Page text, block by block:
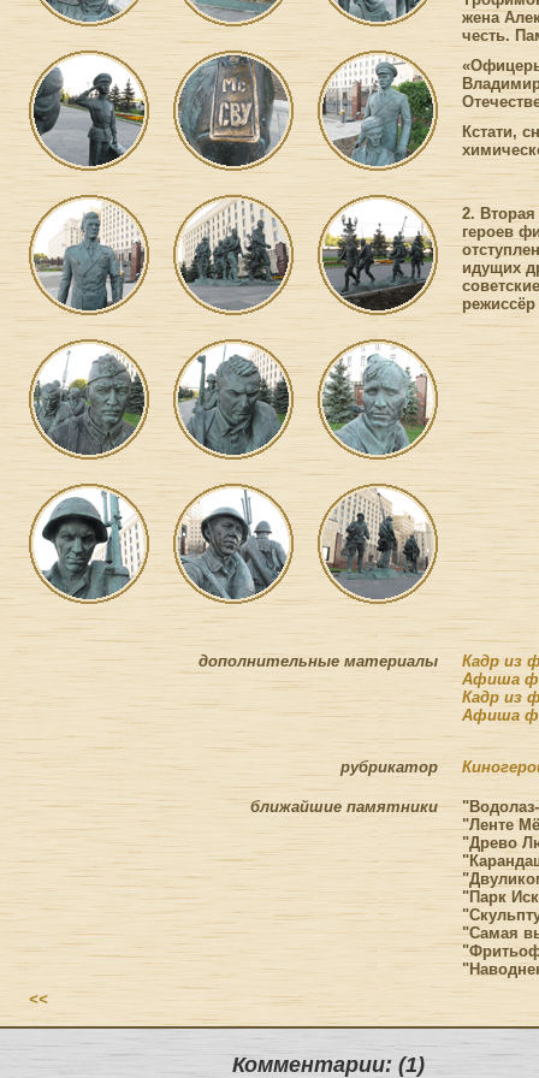
жена
честь.
Кстати,
2.
героев
идущих
дополнительные материалы
Кадр из
Афиша
Кадр из
Афиша
рубрикатор
ближайшие памятники
"Ленте
"Древо
"Парк
"Самая
<<
Комментарии: (1)